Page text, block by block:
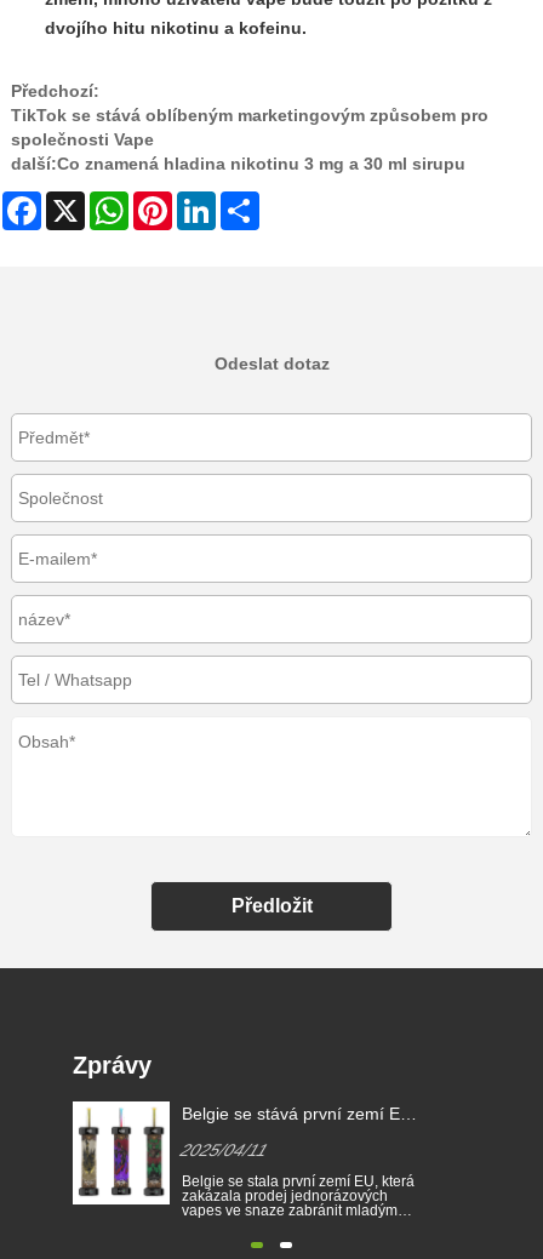
dvojího hitu nikotinu a kofeinu.
Předchozí:
TikTok se stává oblíbeným marketingovým způsobem pro
společnosti Vape
další:Co znamená hladina nikotinu 3 mg a 30 ml sirupu
Facebook WhatsAppPinterestLinkedIn
Odeslat dotaz
Předložit
Zprávy
Belgie se stává první zemí EU,
cigarety
2025/04/11
Belgie se stala první zemí EU, která
zakázala prodej jednorázových
vapes ve snaze zabránit mladým
nikotinu a chránili životní prostředí.